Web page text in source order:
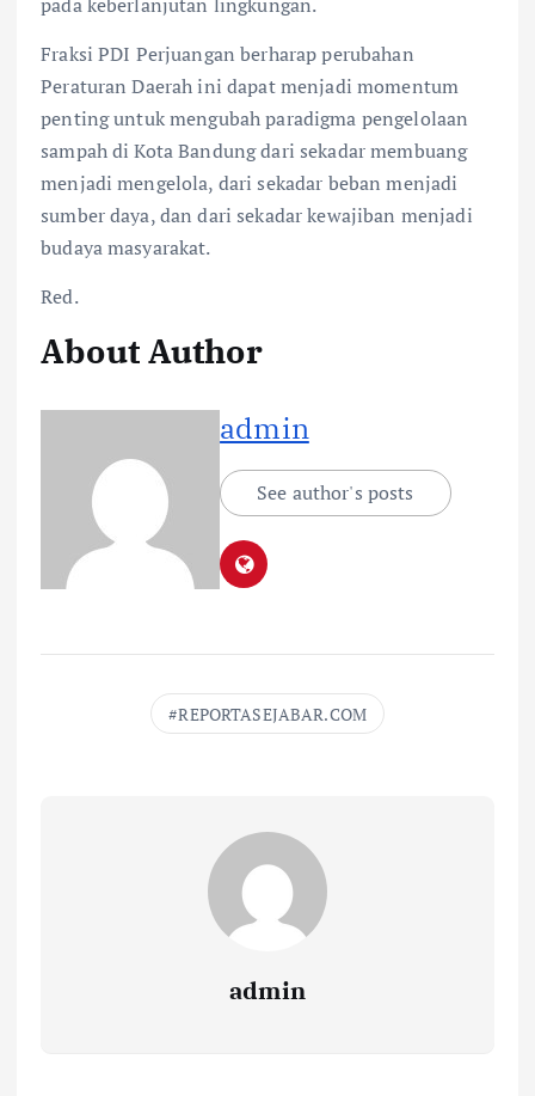
Fraksi PDI Perjuangan berharap perubahan
Peraturan Daerah ini dapat menjadi momentum
penting untuk mengubah paradigma pengelolaan
sampah di Kota Bandung dari sekadar membuang
menjadi mengelola, dari sekadar beban menjadi
sumber daya, dan dari sekadar kewajiban menjadi
budaya masyarakat.
Red.
About Author
admin
See author's posts
REPORTASEJABAR.COM
admin